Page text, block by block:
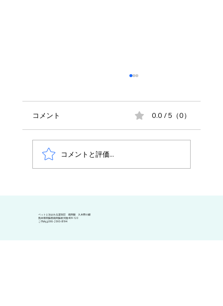
BBQ調理セット変更のお知らせ
コメント 0.0 / 5（0）
コメントと評価...
​ペットと泊まれる貸別荘 南阿蘇 久木野の郷
熊本県阿蘇郡南阿蘇村河陰409-120
​ご予約は090-2593-8194